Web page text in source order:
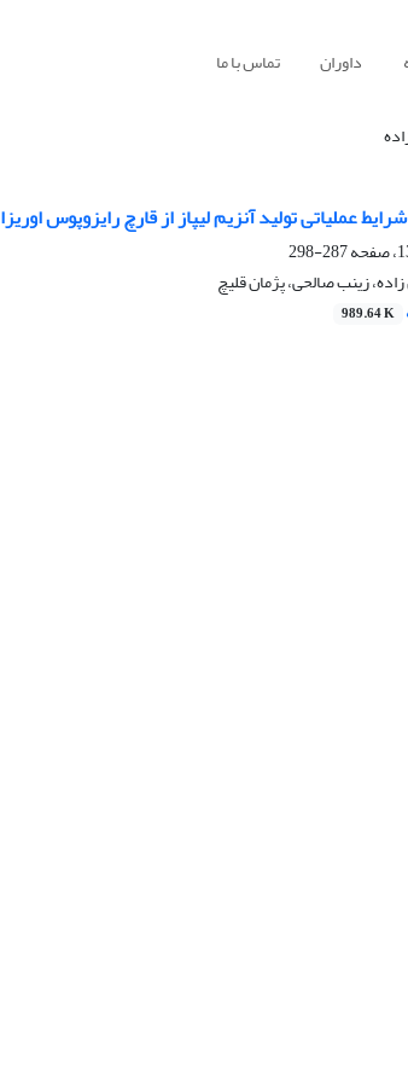
داوران تماس با ما
عملیاتی تولید آنزیم لیپاز از قارچ رایزوپوس اوریزا
287-298
زینب صالحی، پژمان قلیچ
989.64 K